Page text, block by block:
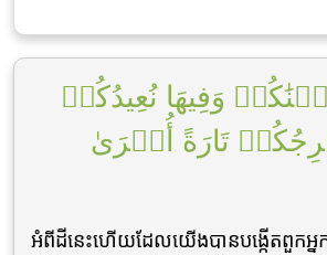
وَفِيهَا نُعِيدُكُمۡ
تَارَةً أُخۡرَىٰ
អំពីដីនេះហើយដែលយើងបានបង្កើតពួក